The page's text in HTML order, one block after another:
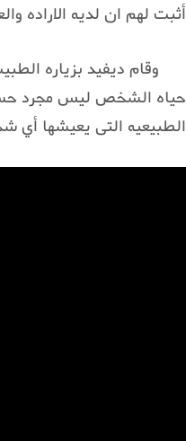
أثبت لهم ان لديه الاراده
حياه الشخص ليس مجرد
الطبيعيه التى يعيشها أي